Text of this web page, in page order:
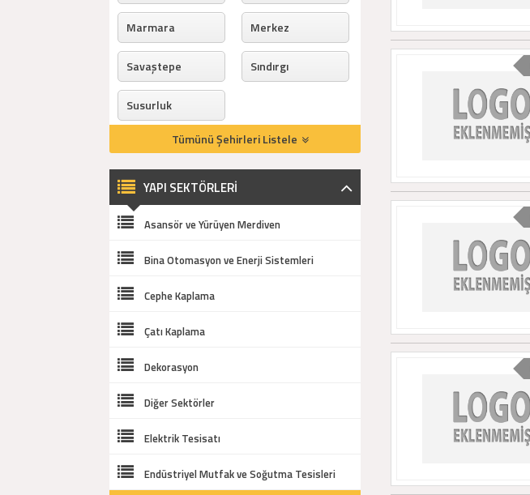
Marmara Merkez
Savaştepe Sındırgı
Susurluk
Tümünü Şehirleri Listele
YAPI SEKTÖRLERİ
Asansör ve Yürüyen Merdiven
Bina Otomasyon ve Enerji Sistemleri
Cephe Kaplama
Çatı Kaplama
Dekorasyon
Diğer Sektörler
Elektrik Tesisatı
Endüstriyel Mutfak ve Soğutma Tesisleri